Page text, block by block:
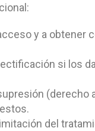
y a obtener
si los
(derecho
del